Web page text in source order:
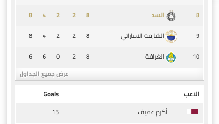
8
السد 8
2
2
4
8
9
الشارقة الاماراتي 8
2
2
4
8
10
الغرافة 8
2
0
6
6
عرض جميع الجداول
الاعب
Goals
أكرم عفيف
15